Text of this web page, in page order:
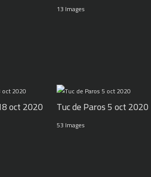
13 Images
oct 2020 Tuc de Paros 5 oct 2020
53 Images